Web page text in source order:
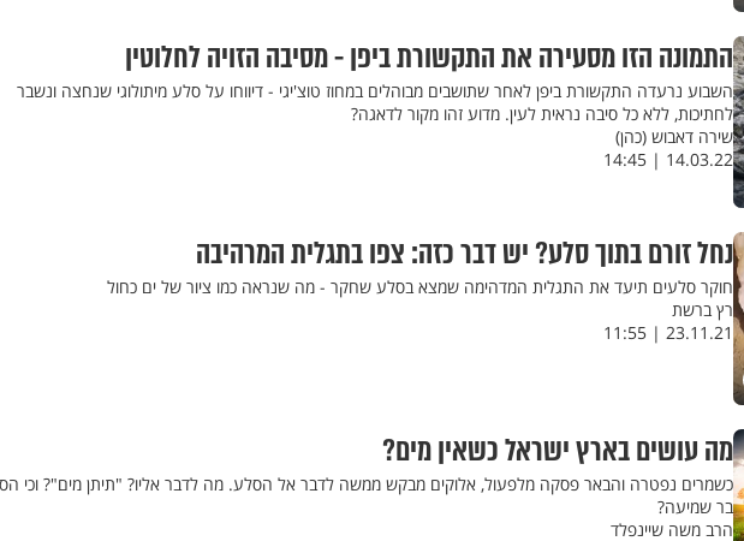
התמונה הזו מסעירה את התקשורת ביפן - מסיבה הזויה לחלוטין
השבוע נרעדה התקשורת ביפן לאחר שתושבים מבוהלים במחוז טוצ'יגי - דיווחו על סלע מיתולוגי שנחצה ונשבר
לחתיכות, ללא כל סיבה נראית לעין. מדוע זהו מקור לדאגה?
שירה דאבוש (כהן)
14.03.22 | 14:45
נחל זורם בתוך סלע? יש דבר כזה: צפו בתגלית המרהיבה
חוקר סלעים תיעד את התגלית המדהימה שמצא בסלע שחקר - מה שנראה כמו ציור של ים כחול
רץ ברשת
23.11.21 | 11:55
מה עושים בארץ ישראל כשאין מים?
כשמרים נפטרה והבאר פסקה מלפעול, אלוקים מבקש ממשה לדבר אל הסלע. מה לדבר אליו? "תיתן מים"? וכי
בר שמיעה?
הרב משה שיינפלד